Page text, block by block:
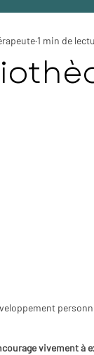
1 min de
vivement à